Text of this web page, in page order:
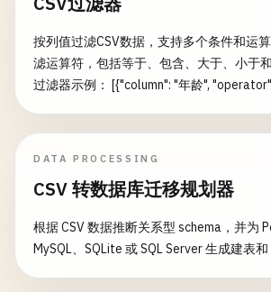
按列值过滤CSV数据，支持多个条件和运
滤运算符，包括等于、包含、大于、小于和空
过滤器示例： [{"column": "年龄",
"operator": "is_not_empty"}]
DATA PROCESSING
CSV 转数据库迁移规划器
根据 CSV 数据推断关系型 schema，并为
MySQL、SQLite 或 SQL Server 生成建表和